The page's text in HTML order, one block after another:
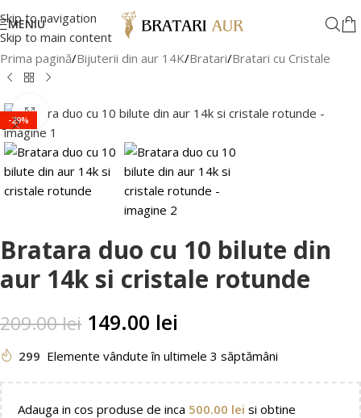
Skip to navigation
Skip to main content
MENIU
Prima pagină/Bijuterii din aur 14K/Bratari/Bratari cu Cristale
-29%
Faceți clic pentru a mări
Bratara duo cu 10 bilute din
aur 14k si cristale rotunde
209.00lei 149.00 lei
299 Elemente vândute în ultimele 3 săptămâni
Adauga in cos produse de inca 500.00 lei si obtine